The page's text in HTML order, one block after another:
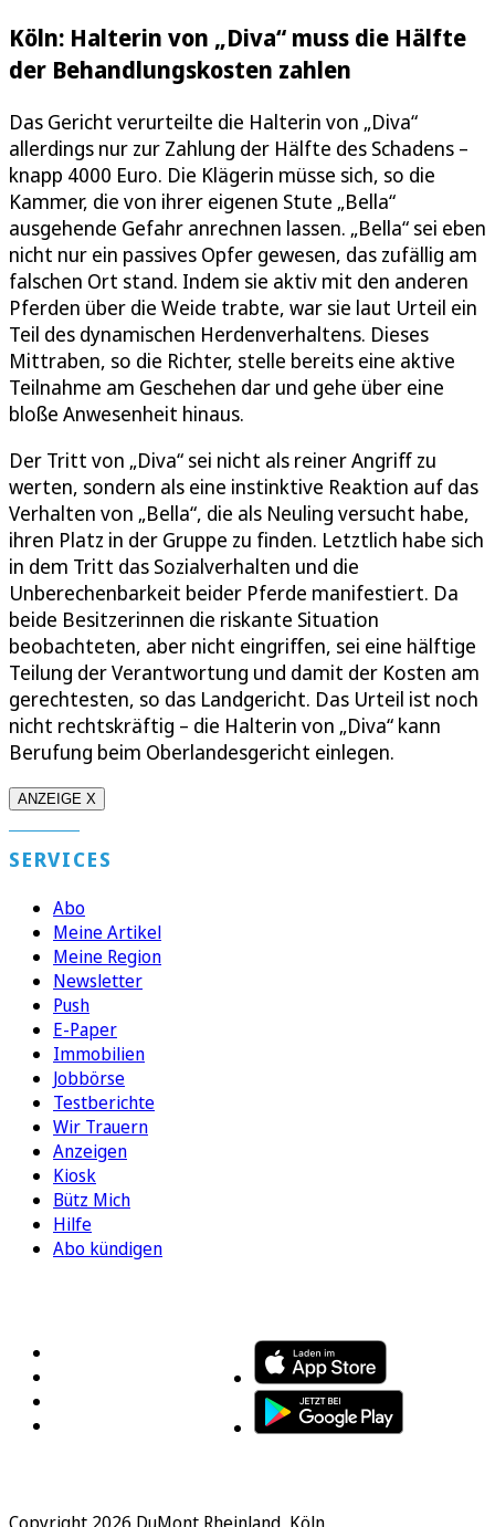
Köln: Halterin von „Diva“ muss die Hälfte
der Behandlungskosten zahlen
Das Gericht verurteilte die Halterin von „Diva“
allerdings nur zur Zahlung der Hälfte des Schadens –
knapp 4000 Euro. Die Klägerin müsse sich, so die
Kammer, die von ihrer eigenen Stute „Bella“
ausgehende Gefahr anrechnen lassen. „Bella“ sei eben
nicht nur ein passives Opfer gewesen, das zufällig am
falschen Ort stand. Indem sie aktiv mit den anderen
Pferden über die Weide trabte, war sie laut Urteil ein
Teil des dynamischen Herdenverhaltens. Dieses
Mittraben, so die Richter, stelle bereits eine aktive
Teilnahme am Geschehen dar und gehe über eine
bloße Anwesenheit hinaus.
Der Tritt von „Diva“ sei nicht als reiner Angriff zu
werten, sondern als eine instinktive Reaktion auf das
Verhalten von „Bella“, die als Neuling versucht habe,
ihren Platz in der Gruppe zu finden. Letztlich habe sich
in dem Tritt das Sozialverhalten und die
Unberechenbarkeit beider Pferde manifestiert. Da
beide Besitzerinnen die riskante Situation
beobachteten, aber nicht eingriffen, sei eine hälftige
Teilung der Verantwortung und damit der Kosten am
gerechtesten, so das Landgericht. Das Urteil ist noch
nicht rechtskräftig – die Halterin von „Diva“ kann
Berufung beim Oberlandesgericht einlegen.
ANZEIGE X
SERVICES
Abo
Meine Artikel
Meine Region
Newsletter
Push
E-Paper
Immobilien
Jobbörse
Testberichte
Wir Trauern
Anzeigen
Kiosk
Bütz Mich
Hilfe
Abo kündigen